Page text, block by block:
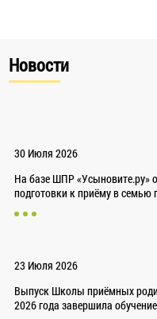
Новости
30 Июля 2026
На базе ШПР «Усыновите.ру»
подготовки к приёму в семью
23 Июля 2026
Выпуск Школы приёмных
2026 года завершила обучение